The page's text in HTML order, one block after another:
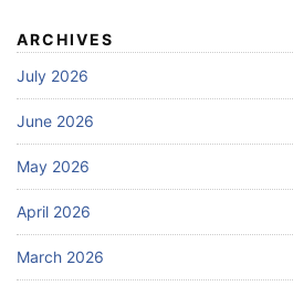
ARCHIVES
July 2026
June 2026
May 2026
April 2026
March 2026